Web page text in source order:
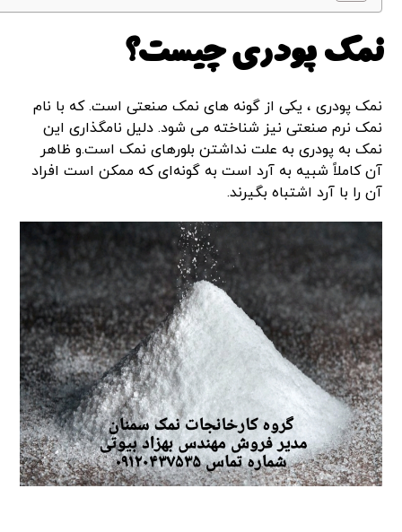
نمک پودری چیست؟
نمک پودری ، یکی از گونه های نمک صنعتی است. که با نام
نمک نرم صنعتی نیز شناخته می شود. دلیل نامگذاری این
نمک به پودری به علت نداشتن بلورهای نمک است.و ظاهر
آن کاملاً شبیه به آرد است به گونه‌ای که ممکن است افراد
آن را با آرد اشتباه بگیرند.